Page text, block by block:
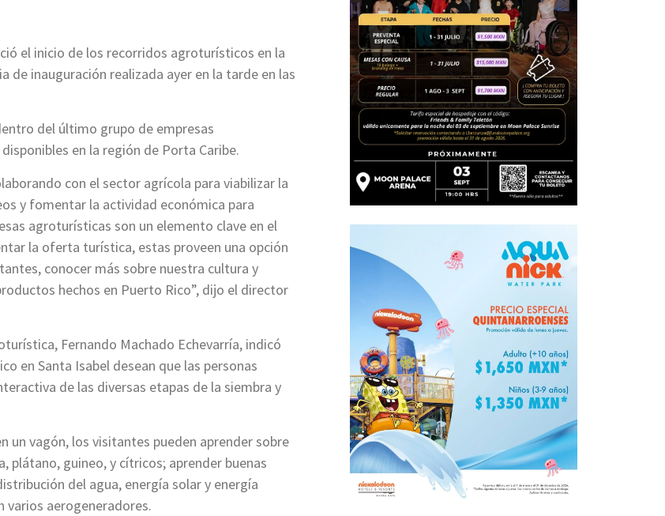
el inicio de los recorridos agroturísticos en la
de inauguración realizada ayer en la tarde en las
del último grupo de empresas
en la región de Porta Caribe.
con el sector agrícola para viabilizar la
y fomentar la actividad económica para
agroturísticas son un elemento clave en el
la oferta turística, estas proveen una opción
conocer más sobre nuestra cultura y
hechos en Puerto Rico”, dijo el director
Fernando Machado Echevarría, indicó
en Santa Isabel desean que las personas
de las diversas etapas de la siembra y
un vagón, los visitantes pueden aprender sobre
plátano, guineo, y cítricos; aprender buenas
del agua, energía solar y energía
varios aerogeneradores.